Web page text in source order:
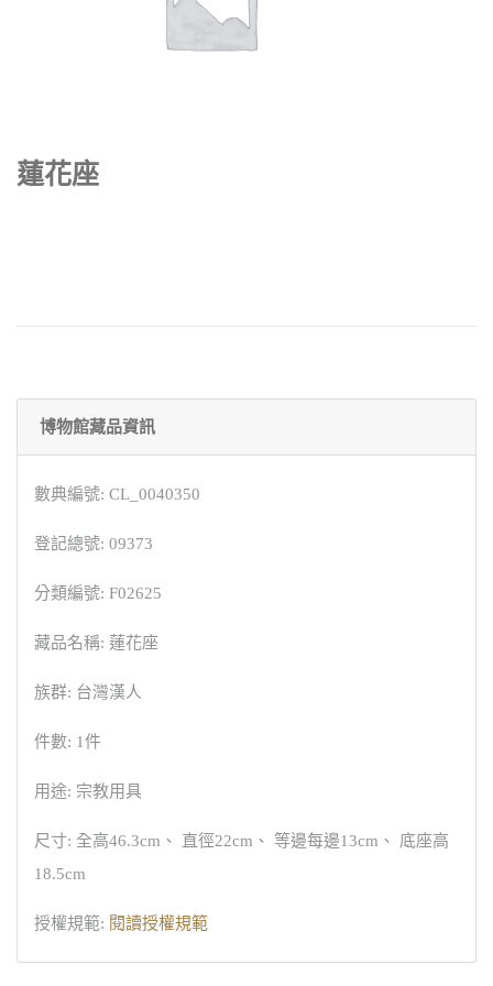
蓮花座
博物館藏品資訊
數典編號: CL_0040350
登記總號: 09373
分類編號: F02625
藏品名稱: 蓮花座
族群: 台灣漢人
件數: 1件
用途: 宗教用具
尺寸: 全高46.3cm、 直徑22cm、 等邊每邊13cm、 底座高
18.5cm
授權規範: 閱讀授權規範